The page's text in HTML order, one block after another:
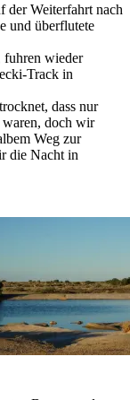
der Weiterfahrt nach
und überflutete
fuhren wieder
Track in
dass nur
waren, doch wir
Weg zur
die Nacht in